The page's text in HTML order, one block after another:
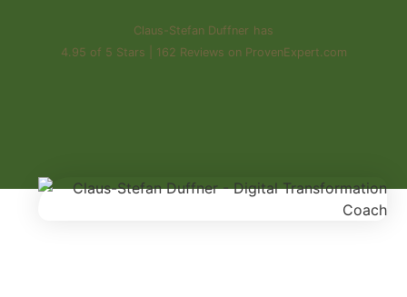
Claus-Stefan Duffner has
4.95 of 5 Stars 162 Reviews on ProvenExpert.com